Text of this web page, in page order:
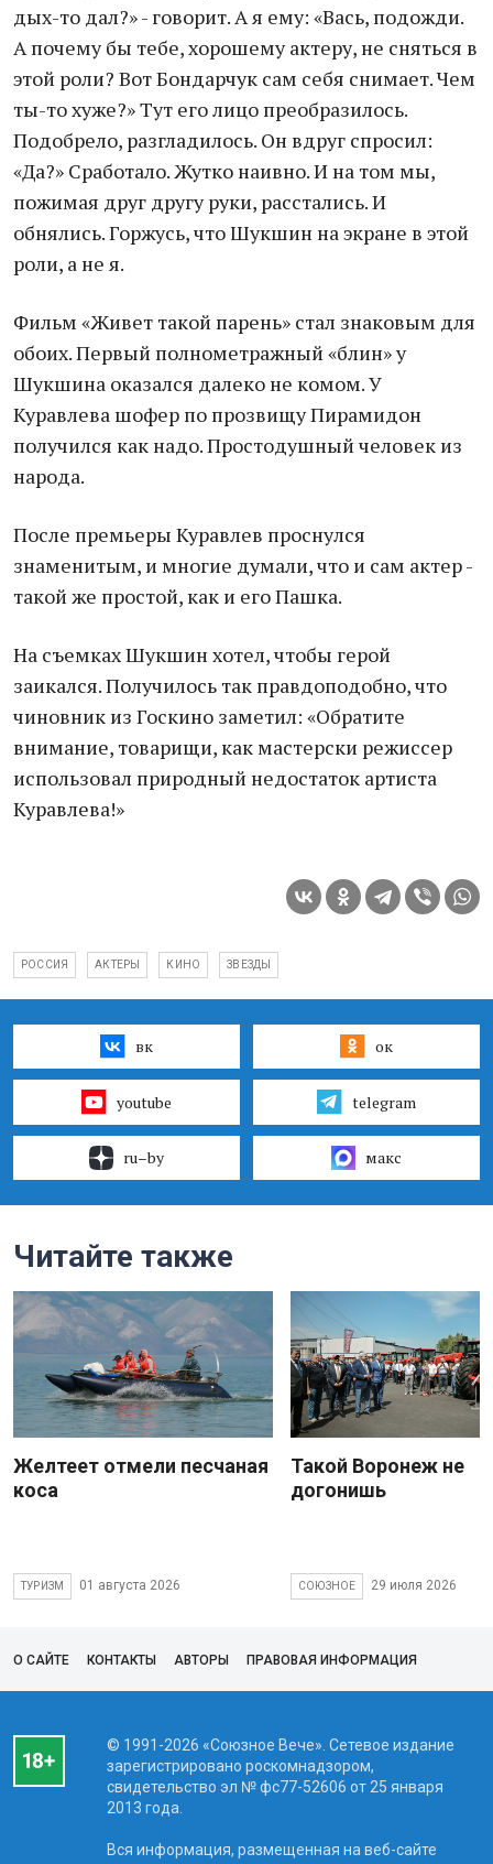
дых-то дал?» - говорит. А я ему: «Вась, подожди.
А почему бы тебе, хорошему актеру, не сняться в
этой роли? Вот Бондарчук сам себя снимает. Чем
ты-то хуже?» Тут его лицо преобразилось.
Подобрело, разгладилось. Он вдруг спросил:
«Да?» Сработало. Жутко наивно. И на том мы,
пожимая друг другу руки, расстались. И
обнялись. Горжусь, что Шукшин на экране в этой
роли, а не я.
Фильм «Живет такой парень» стал знаковым для
обоих. Первый полнометражный «блин» у
Шукшина оказался далеко не комом. У
Куравлева шофер по прозвищу Пирамидон
получился как надо. Простодушный человек из
народа.
После премьеры Куравлев проснулся
знаменитым, и многие думали, что и сам актер -
такой же простой, как и его Пашка.
На съемках Шукшин хотел, чтобы герой
заикался. Получилось так правдоподобно, что
чиновник из Госкино заметил: «Обратите
внимание, товарищи, как мастерски режиссер
использовал природный недостаток артиста
Куравлева!»
РОССИЯ АКТЕРЫ КИНО ЗВЕЗДЫ
вк ок
youtube telegram
ru–by макс
Читайте также
Желтеет отмели песчаная
коса
ТУРИЗМ 01 августа 2026
Такой Воронеж не
догонишь
СОЮЗНОЕ 29 июля 2026
О САЙТЕ КОНТАКТЫ АВТОРЫ ПРАВОВАЯ ИНФОРМАЦИЯ
© 1991-2026 «Союзное Вече». Сетевое издание
зарегистрировано роскомнадзором,
свидетельство эл № фc77-52606 от 25 января
2013 года.
Вся информация, размещенная на веб-сайте